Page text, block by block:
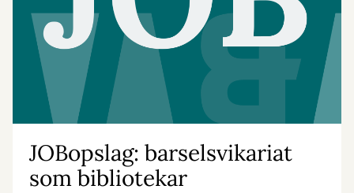
JOBopslag: barselsvikariat
som bibliotekar